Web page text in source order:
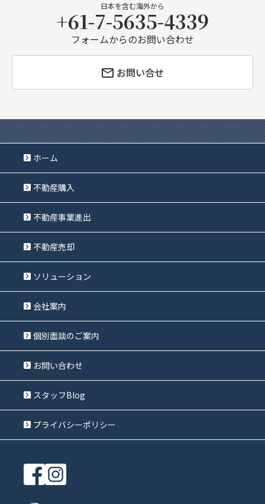
日本を含む海外から
+61-7-5635-4339
フォームからのお問い合わせ
お問い合せ
ホーム
不動産購入
不動産事業進出
不動産売却
ソリューション
会社案内
個別面談のご案内
お問い合わせ
スタッフBlog
プライバシーポリシー